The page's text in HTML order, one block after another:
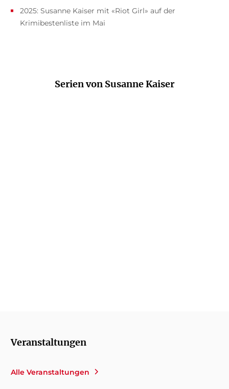
2025: Susanne Kaiser mit «Riot Girl» auf der
Krimibestenliste im Mai
Serien von Susanne Kaiser
Veranstaltungen
Alle Veranstaltungen